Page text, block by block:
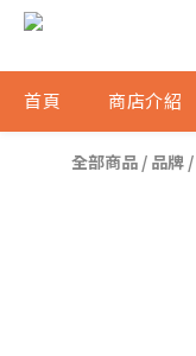
首頁 商店介紹
全部商品 / 品牌 /